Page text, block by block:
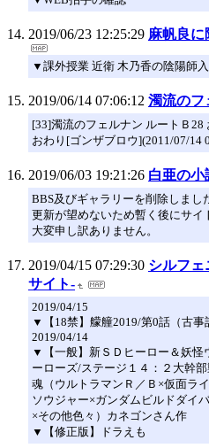
2019/06/23 12:25:29 麻帆良に
▼課外授業 近衛 木乃香の陰陽師
2019/06/14 07:06:12 濁流のフ
[33]濁流のフェルナン ルートＢ
おわり[ゴンザブロウ](2011/07/14
2019/06/03 19:21:26 白亜の小
BBS及びギャラリーを削除しまし
更新が望めないため暫く後にサイ
大変申し訳ありません。
2019/04/15 07:29:30 シルフェ
サイト-
2019/04/15
▼【18禁】艨艟2019/第0話（古事
2019/04/14
▼【一般】新ＳＤヒーロー＆妖怪
ーローズ/ステージ１４：２大幹
魂（ウルトラマンＲ／Ｂ×仮面ラ
ソウジャー×ガンダムビルドダイ
×その他色々）カネゴンさん作
▼【修正版】ドラえも